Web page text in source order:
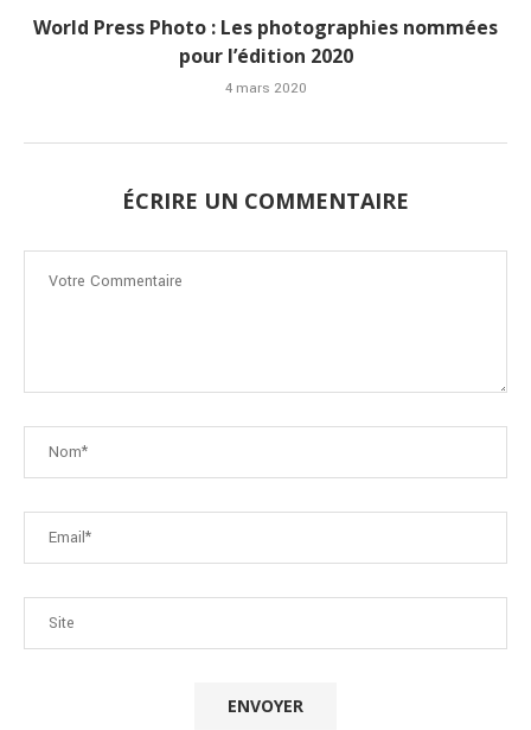
World Press Photo : Les photographies nommées
pour l’édition 2020
4 mars 2020
ÉCRIRE UN COMMENTAIRE